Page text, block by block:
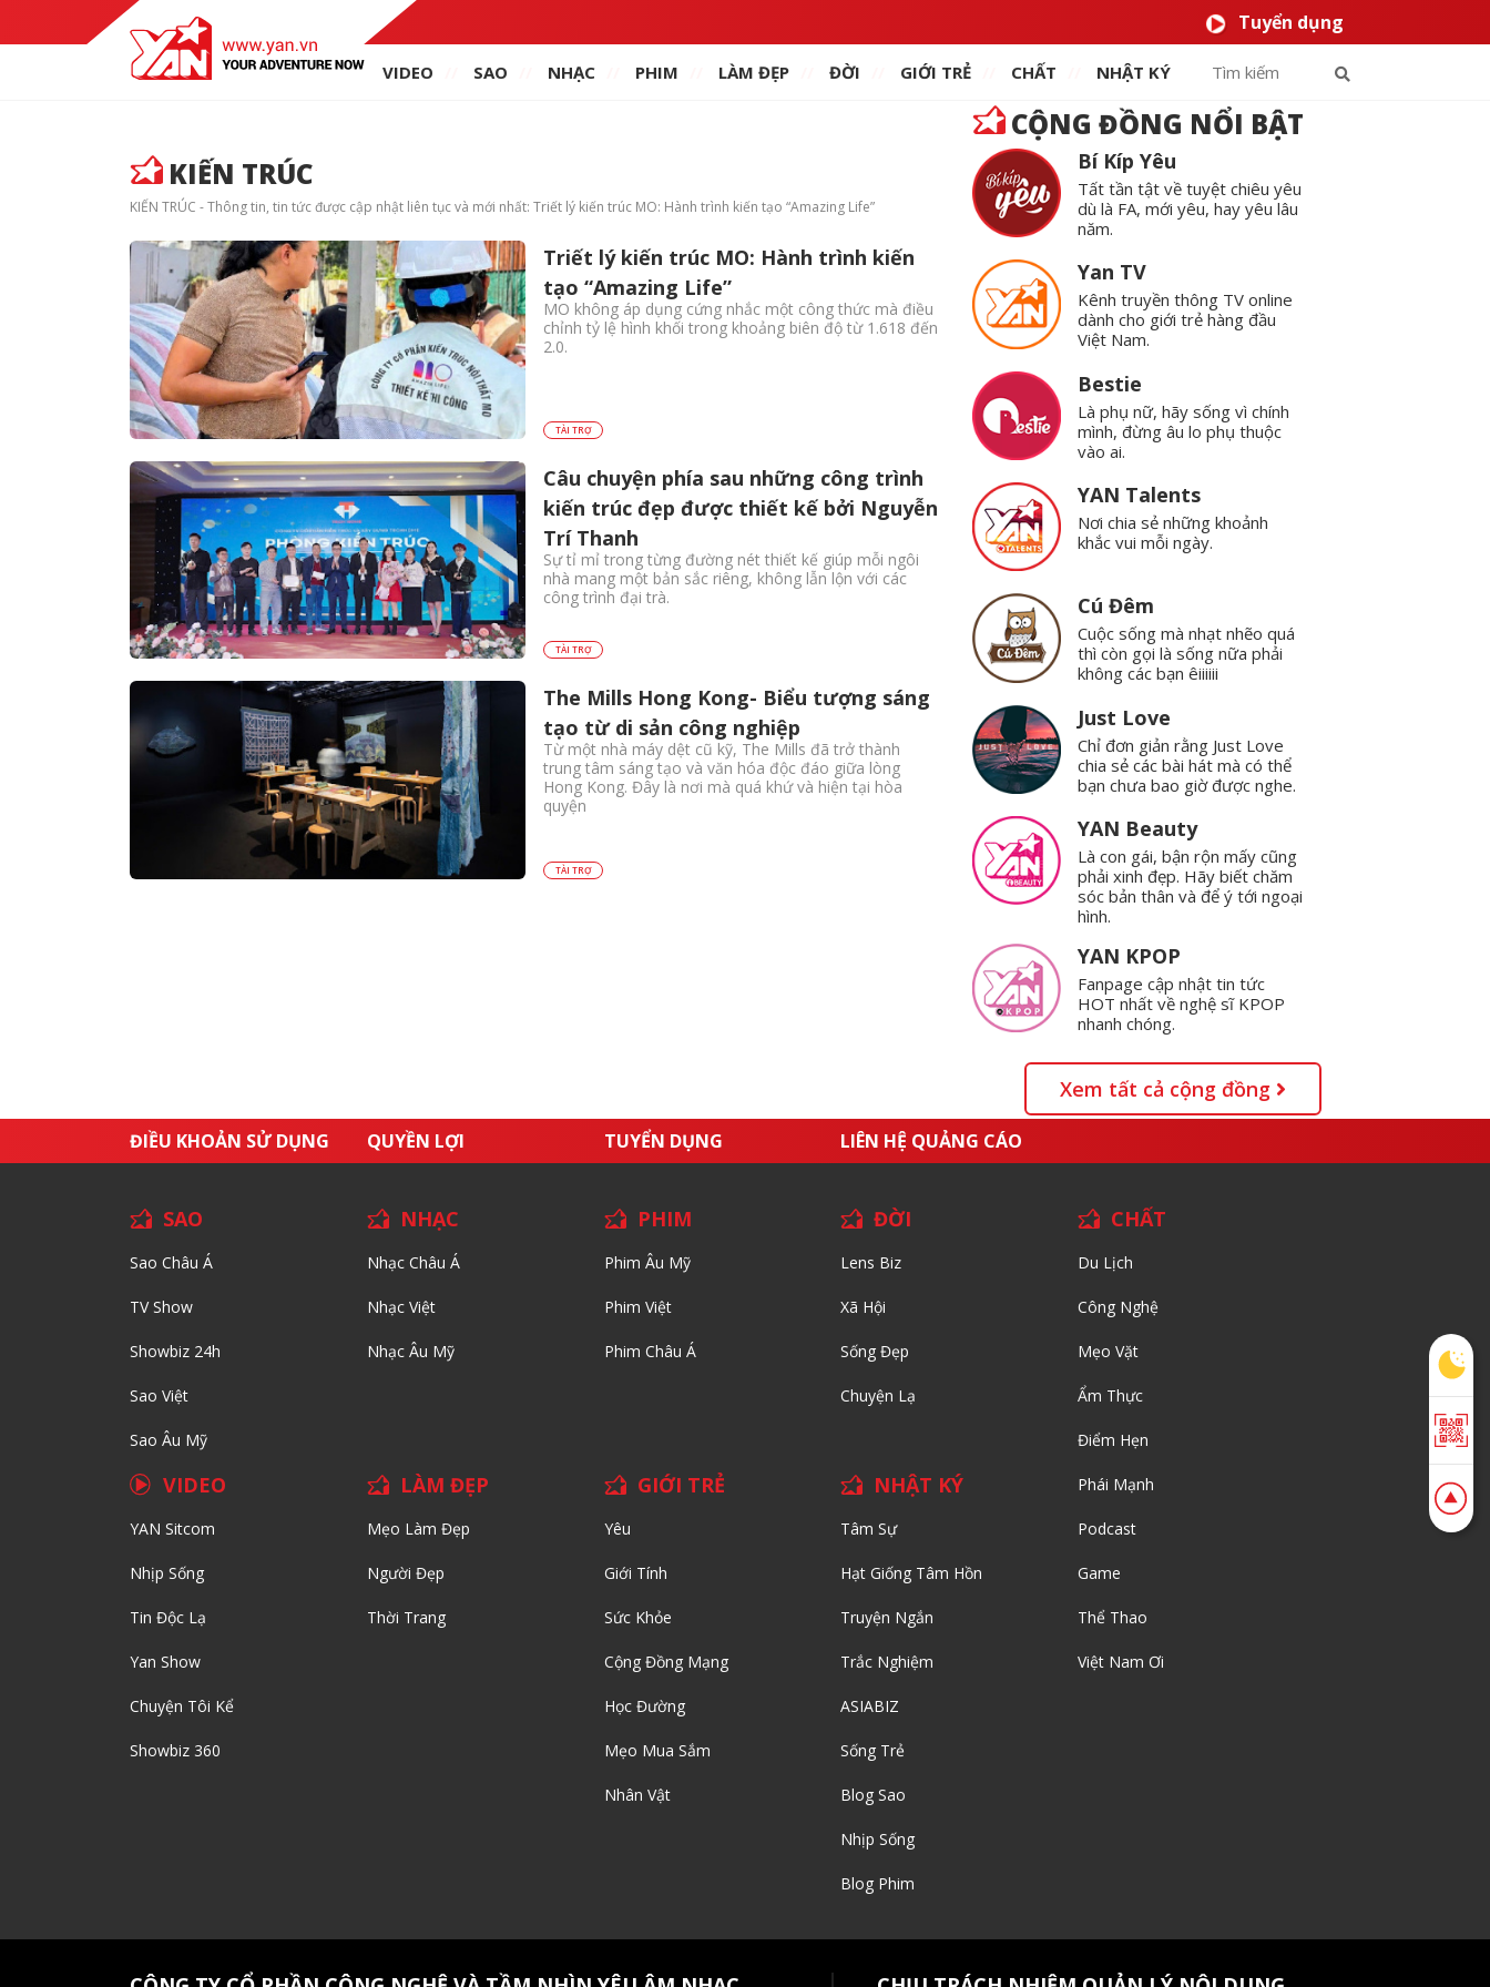
Tuyển dụng
VIDEO SAO NHẠC PHIM LÀM ĐẸP ĐỜI GIỚI TRẺ CHẤT NHẬT KÝ
KIẾN TRÚC
KIẾN TRÚC - Thông tin, tin tức được cập nhật liên tục và mới nhất: Triết lý kiến trúc MO: Hành trình kiến tạo “Amazing Life”
Triết lý kiến trúc MO: Hành trình kiến
tạo “Amazing Life”
MO không áp dụng cứng nhắc một công thức mà điều
chỉnh tỷ lệ hình khối trong khoảng biên độ từ 1.618 đến
2.0.
TÀI TRỢ
Câu chuyện phía sau những công trình
kiến trúc đẹp được thiết kế bởi Nguyễn
Trí Thanh
Sự tỉ mỉ trong từng đường nét thiết kế giúp mỗi ngôi
nhà mang một bản sắc riêng, không lẫn lộn với các
công trình đại trà.
TÀI TRỢ
The Mills Hong Kong- Biểu tượng sáng
tạo từ di sản công nghiệp
Từ một nhà máy dệt cũ kỹ, The Mills đã trở thành
trung tâm sáng tạo và văn hóa độc đáo giữa lòng
Hong Kong. Đây là nơi mà quá khứ và hiện tại hòa
quyện
TÀI TRỢ
CỘNG ĐỒNG NỔI BẬT
Bí Kíp Yêu
Tất tần tật về tuyệt chiêu yêu
dù là FA, mới yêu, hay yêu lâu
năm.
Yan TV
Kênh truyền thông TV online
dành cho giới trẻ hàng đầu
Việt Nam.
Bestie
Là phụ nữ, hãy sống vì chính
mình, đừng âu lo phụ thuộc
vào ai.
YAN Talents
Nơi chia sẻ những khoảnh
khắc vui mỗi ngày.
Cú Đêm
Cuộc sống mà nhạt nhẽo quá
thì còn gọi là sống nữa phải
không các bạn êiiiiii
Just Love
Chỉ đơn giản rằng Just Love
chia sẻ các bài hát mà có thể
bạn chưa bao giờ được nghe.
YAN Beauty
Là con gái, bận rộn mấy cũng
phải xinh đẹp. Hãy biết chăm
sóc bản thân và để ý tới ngoại
hình.
YAN KPOP
Fanpage cập nhật tin tức
HOT nhất về nghệ sĩ KPOP
nhanh chóng.
Xem tất cả cộng đồng
ĐIỀU KHOẢN SỬ DỤNG QUYỀN LỢI TUYỂN DỤNG LIÊN HỆ QUẢNG CÁO
SAO
Sao Châu Á
TV Show
Showbiz 24h
Sao Việt
Sao Âu Mỹ
NHẠC
Nhạc Châu Á
Nhạc Việt
Nhạc Âu Mỹ
PHIM
Phim Âu Mỹ
Phim Việt
Phim Châu Á
ĐỜI
Lens Biz
Xã Hội
Sống Đẹp
Chuyện Lạ
VIDEO
YAN Sitcom
Nhịp Sống
Tin Độc Lạ
Yan Show
Chuyện Tôi Kể
Showbiz 360
LÀM ĐẸP
Mẹo Làm Đẹp
Người Đẹp
Thời Trang
GIỚI TRẺ
Yêu
Giới Tính
Sức Khỏe
Cộng Đồng Mạng
Học Đường
Mẹo Mua Sắm
Nhân Vật
NHẬT KÝ
Tâm Sự
Hạt Giống Tâm Hồn
Truyện Ngắn
Trắc Nghiệm
ASIABIZ
Sống Trẻ
Blog Sao
Nhịp Sống
Blog Phim
CHẤT
Du Lịch
Công Nghệ
Mẹo Vặt
Ẩm Thực
Điểm Hẹn
Phái Mạnh
Podcast
Game
Thể Thao
Việt Nam Ơi